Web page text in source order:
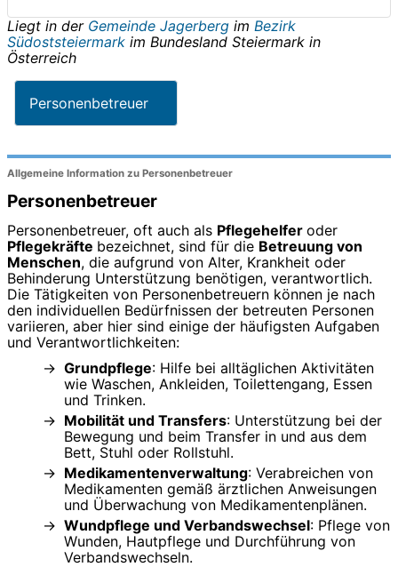
Liegt in der Gemeinde Jagerberg im Bezirk
Südoststeiermark im Bundesland Steiermark in
Österreich
Personenbetreuer
Allgemeine Information zu Personenbetreuer
Personenbetreuer
Personenbetreuer, oft auch als Pflegehelfer oder
Pflegekräfte bezeichnet, sind für die Betreuung von
Menschen, die aufgrund von Alter, Krankheit oder
Behinderung Unterstützung benötigen, verantwortlich.
Die Tätigkeiten von Personenbetreuern können je nach
den individuellen Bedürfnissen der betreuten Personen
variieren, aber hier sind einige der häufigsten Aufgaben
und Verantwortlichkeiten:
Grundpflege: Hilfe bei alltäglichen Aktivitäten
wie Waschen, Ankleiden, Toilettengang, Essen
und Trinken.
Mobilität und Transfers: Unterstützung bei der
Bewegung und beim Transfer in und aus dem
Bett, Stuhl oder Rollstuhl.
Medikamentenverwaltung: Verabreichen von
Medikamenten gemäß ärztlichen Anweisungen
und Überwachung von Medikamentenplänen.
Wundpflege und Verbandswechsel: Pflege von
Wunden, Hautpflege und Durchführung von
Verbandswechseln.